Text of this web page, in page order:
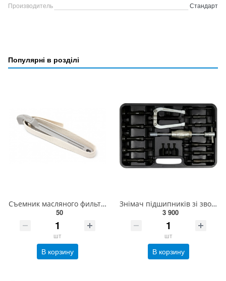
Производитель
Стандарт
Популярні в розділі
Съемник масляного фильтра ленточный 12-300мм (длина ленты-700мм) ROCKFORCE RF-61912
50
шт
В корзину
Знімач підшипників зі зворотнім молотком YATO Ø= 8- 58 мм, компл. 15 елем. [2/48] YT-25390
3 900
шт
В корзину